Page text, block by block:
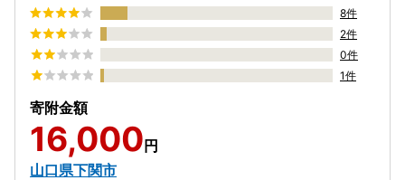
8件
2件
0件
1件
寄附金額
16,000円
山口県下関市